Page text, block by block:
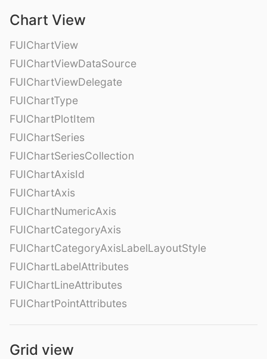
Chart View
FUIChartView
FUIChartViewDataSource
FUIChartViewDelegate
FUIChartType
FUIChartPlotItem
FUIChartSeries
FUIChartSeriesCollection
FUIChartAxisId
FUIChartAxis
FUIChartNumericAxis
FUIChartCategoryAxis
FUIChartCategoryAxisLabelLayoutStyle
FUIChartLabelAttributes
FUIChartLineAttributes
FUIChartPointAttributes
Grid view